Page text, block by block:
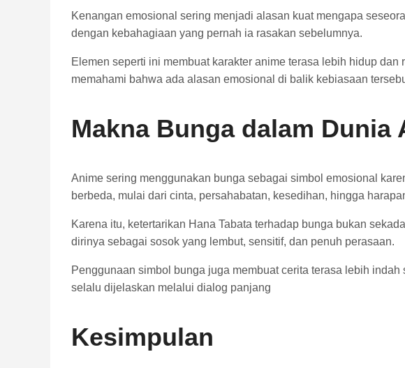
Kenangan emosional sering menjadi alasan kuat mengapa
dengan kebahagiaan yang pernah ia rasakan sebelumnya.
Elemen seperti ini membuat karakter anime terasa lebih hidup
memahami bahwa ada alasan emosional di balik kebiasaan
Makna Bunga dalam Dunia
Anime sering menggunakan bunga sebagai simbol emosional
berbeda, mulai dari cinta, persahabatan, kesedihan, hingga
Karena itu, ketertarikan Hana Tabata terhadap bunga bukan
dirinya sebagai sosok yang lembut, sensitif, dan penuh perasaan.
Penggunaan simbol bunga juga membuat cerita terasa lebih
selalu dijelaskan melalui dialog panjang
Kesimpulan